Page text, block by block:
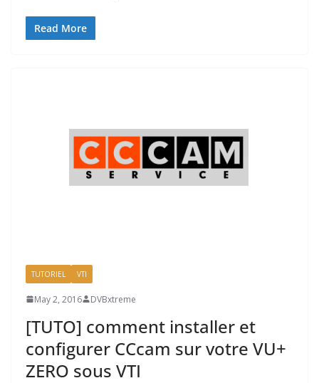
Read More
TUTORIEL VTI
May 2, 2016 DVBxtreme
[TUTO] comment installer et
configurer CCcam sur votre VU+
ZERO sous VTI